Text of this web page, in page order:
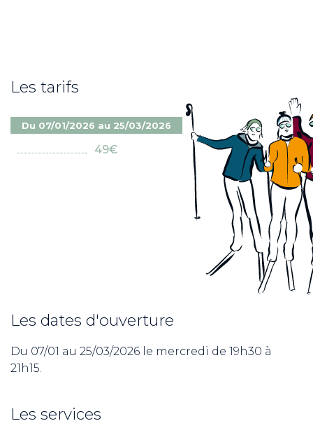
Les tarifs
Du 07/01/2026 au 25/03/2026
49€
Les dates d'ouverture
Du 07/01 au 25/03/2026 le mercredi de 19h30 à
21h15.
Les services